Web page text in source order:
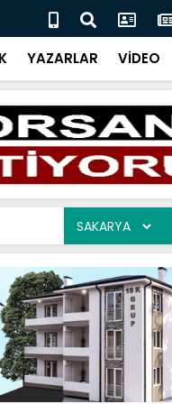
CEVAP 06.08.2026
YAZARLAR VİDEO